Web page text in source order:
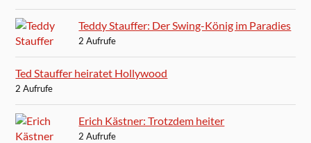
Teddy Stauffer: Der Swing-König im Paradies
2 Aufrufe
Ted Stauffer heiratet Hollywood
2 Aufrufe
Erich Kästner: Trotzdem heiter
2 Aufrufe